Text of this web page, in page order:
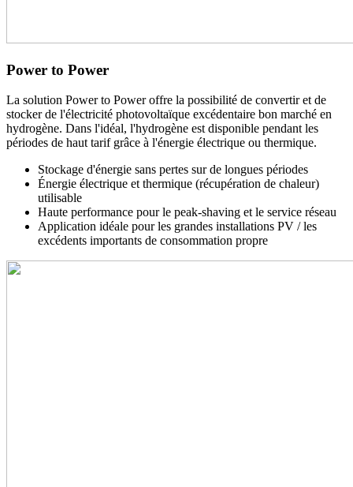
Power to Power
La solution Power to Power offre la possibilité de convertir et de
stocker de l'électricité photovoltaïque excédentaire bon marché en
hydrogène. Dans l'idéal, l'hydrogène est disponible pendant les
périodes de haut tarif grâce à l'énergie électrique ou thermique.
Stockage d'énergie sans pertes sur de longues périodes
Énergie électrique et thermique (récupération de chaleur)
utilisable
Haute performance pour le peak-shaving et le service réseau
Application idéale pour les grandes installations PV / les
excédents importants de consommation propre